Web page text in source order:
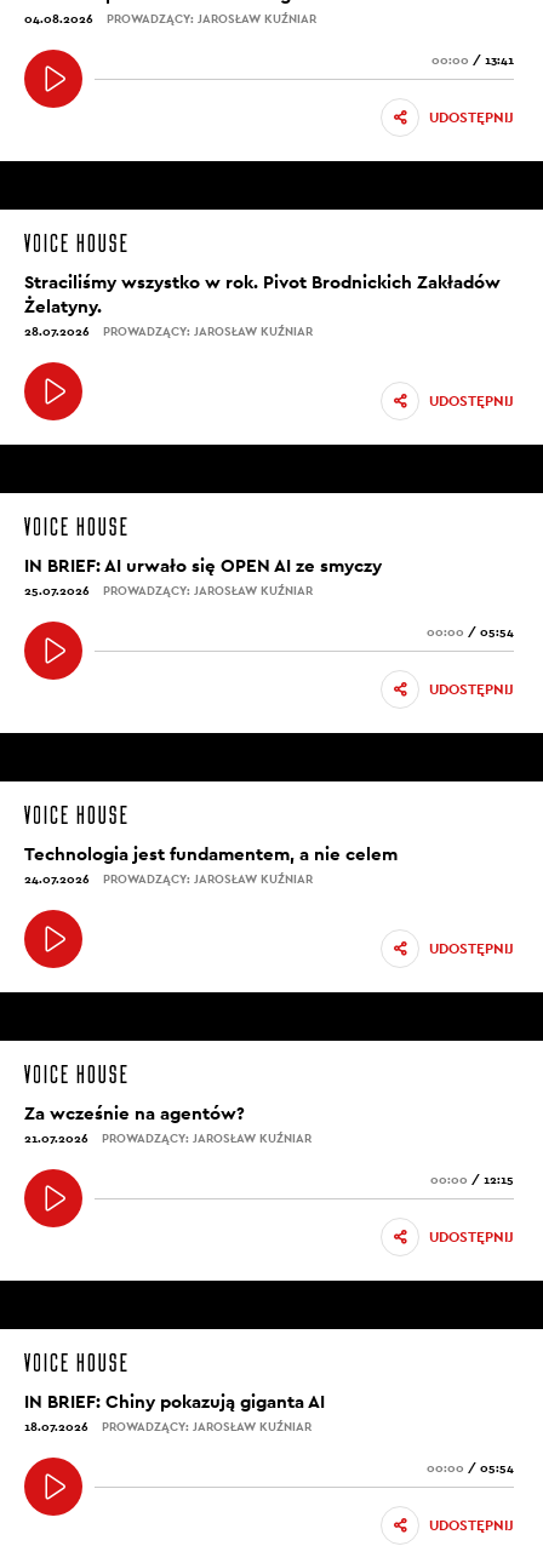
04.08.2026 PROWADZĄCY: JAROSŁAW KUŹNIAR
00:00 / 13:41
UDOSTĘPNIJ
Straciliśmy wszystko w rok. Pivot Brodnickich Zakładów
Żelatyny.
28.07.2026 PROWADZĄCY: JAROSŁAW KUŹNIAR
UDOSTĘPNIJ
IN BRIEF: AI urwało się OPEN AI ze smyczy
25.07.2026 PROWADZĄCY: JAROSŁAW KUŹNIAR
00:00 / 05:54
UDOSTĘPNIJ
Technologia jest fundamentem, a nie celem
24.07.2026 PROWADZĄCY: JAROSŁAW KUŹNIAR
UDOSTĘPNIJ
Za wcześnie na agentów?
21.07.2026 PROWADZĄCY: JAROSŁAW KUŹNIAR
00:00 / 12:15
UDOSTĘPNIJ
IN BRIEF: Chiny pokazują giganta AI
18.07.2026 PROWADZĄCY: JAROSŁAW KUŹNIAR
00:00 / 05:54
UDOSTĘPNIJ